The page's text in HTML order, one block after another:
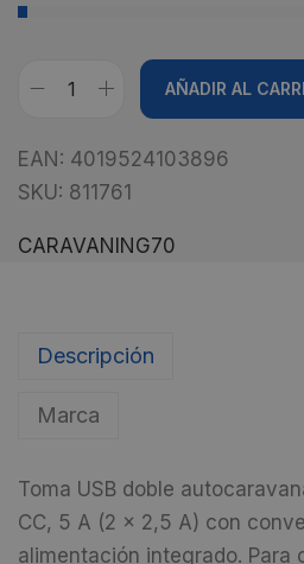
AÑADIR AL
EAN: 4019524103896
SKU: 811761
CARAVANING70
Descripción
Marca
Toma USB doble
CC, 5 A (2 x 2,5 A) con
alimentación integrado. Para